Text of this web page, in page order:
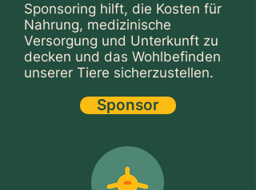
Sponsoring hilft, die Kosten für
Nahrung, medizinische
Versorgung und Unterkunft zu
decken und das Wohlbefinden
unserer Tiere sicherzustellen.
Sponsor